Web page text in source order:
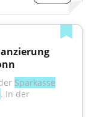
Sparkasse
. In der